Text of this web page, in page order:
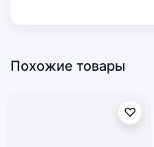
Похожие товары
♡